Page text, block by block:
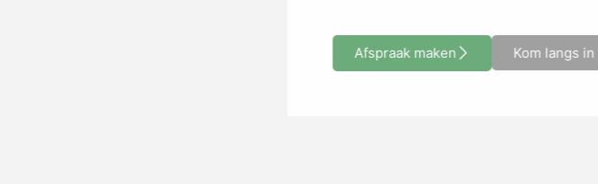
Afspraak maken